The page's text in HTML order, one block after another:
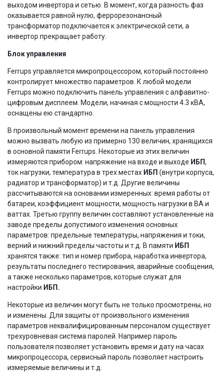
выходом инвертора и сетью. В момент, когда разность фаз
оказывается равной нулю, феррорезонансный
трансформатор подключается к электрической сети, а
инвертор прекращает работу.
Блок управления
Ferrups управляется микропроцессором, который постоянно
контролирует множество параметров. К любой модели
Ferrups можно подключить панель управления с алфавитно-
цифровым дисплеем. Модели, начиная с мощности 4.3 кВА,
оснащены ею стандартно.
В произвольный момент времени на панель управления
можно вызвать любую из примерно 130 величин, хранящихся
в основной памяти Ferrups. Некоторые из этих величин
измеряются прибором: напряжение на входе и выходе ИБП,
ток нагрузки, температура в трех местах ИБП (внутри корпуса,
радиатор и трансформатор) и т.д. Другие величины
рассчитываются на основании измеренных: время работы от
батареи, коэффициент мощности, мощность нагрузки в ВА и
ваттах. Третью группу величин составляют установленные на
заводе пределы допустимого изменения основных
параметров: предельные температуры, напряжения и токи,
верний и нижний пределы частоты и т.д. В памяти ИБП
хранятся также: тип и номер прибора, наработка инвертора,
результаты последнего тестирования, аварийные сообщения,
а также несколько параметров, которые служат для
настройки ИБП.
Некоторые из величин могут быть не только просмотрены, но
и изменены. Для защиты от произвольного изменения
параметров неквалифицированным персоналом существует
трехуровневая система паролей. Например пароль
пользователя позволяет установить время и дату на часах
микропроцессора, сервисный пароль позволяет настроить
измеряемые величины и т.д.